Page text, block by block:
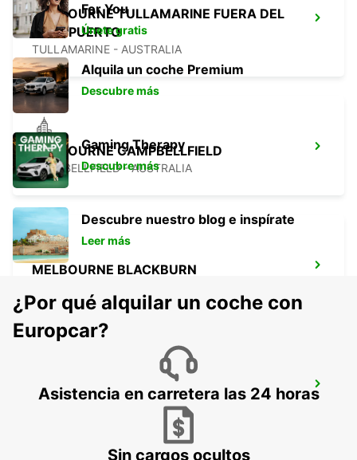
MELBOURNE TULLAMARINE FUERA DEL
AEROPUERTO
TULLAMARINE - AUSTRALIA
MELBOURNE CAMPBELLFIELD
CAMPBELLFIELD - AUSTRALIA
MELBOURNE BLACKBURN
MELBOURNE MOORABBIN
MOORABBIN - AUSTRALIA
For You
Únete gratis
Alquila un coche Premium
Descubre más
Gaming Therapy
Descubre más
Descubre nuestro blog e inspírate
Leer más
¿Por qué alquilar un coche con
Europcar?
Asistencia en carretera las 24 horas
Sin cargos ocultos